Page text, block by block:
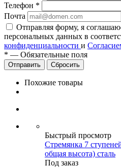
Телефон *
Почта
Отправляя форму, я
персональных данных в
конфиденциальности и
* — Обязательные поля
Сбросить
Похожие товары
Быстрый просмотр
Стремянка 7
общая высота) сталь
Под заказ